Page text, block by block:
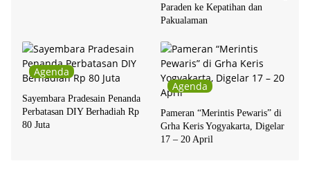
Paraden ke Kepatihan dan
Pakualaman
Agenda
Sayembara Pradesain Penanda
Perbatasan DIY Berhadiah Rp
80 Juta
Agenda
Pameran “Merintis Pewaris” di
Grha Keris Yogyakarta, Digelar
17 – 20 April